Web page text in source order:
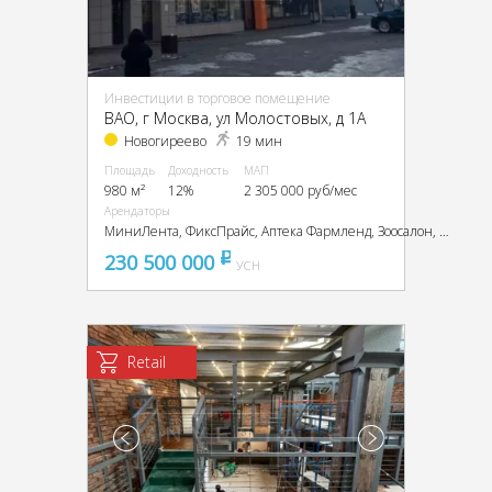
Инвестиции в торговое помещение
ВАО, г Москва, ул Молостовых, д 1А
Новогиреево 19 мин
Площадь
980 м²
Доходность
12%
МАП
2 305 000 руб/мес
Арендаторы
МиниЛента, ФиксПрайс, Аптека Фармленд, Зоосалон, АлохаКофе, Пекарня Султан Донер
230 500 000 pуб
УСН
Retail